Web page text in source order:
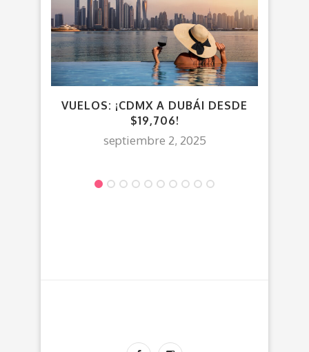
VUELOS: ¡CDMX A DUBÁI DESDE
$19,706!
septiembre 2, 2025